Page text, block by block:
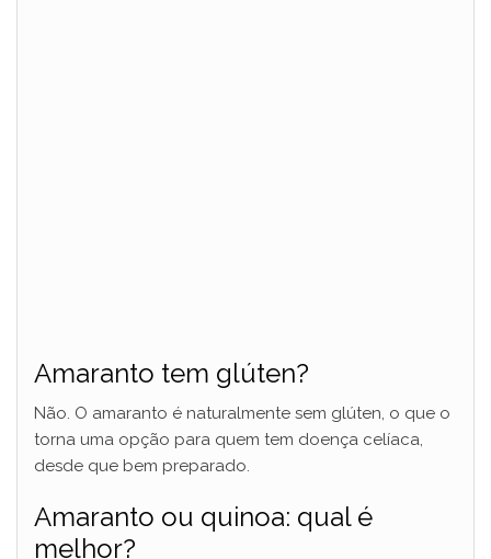
Amaranto tem glúten?
Não. O amaranto é naturalmente sem glúten, o que o
torna uma opção para quem tem doença celíaca,
desde que bem preparado.
Amaranto ou quinoa: qual é
melhor?